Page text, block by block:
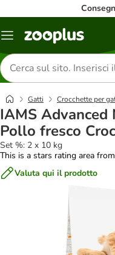
Overview
Cerca
prodotti
Gatti Crocchette per
IAMS
Pollo fresco
Set %: 2 x 10 kg
This is a stars rating area
Valuta qui il prodotto